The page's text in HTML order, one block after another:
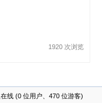
1920 次浏览
线 (0 位用户、470 位游客)